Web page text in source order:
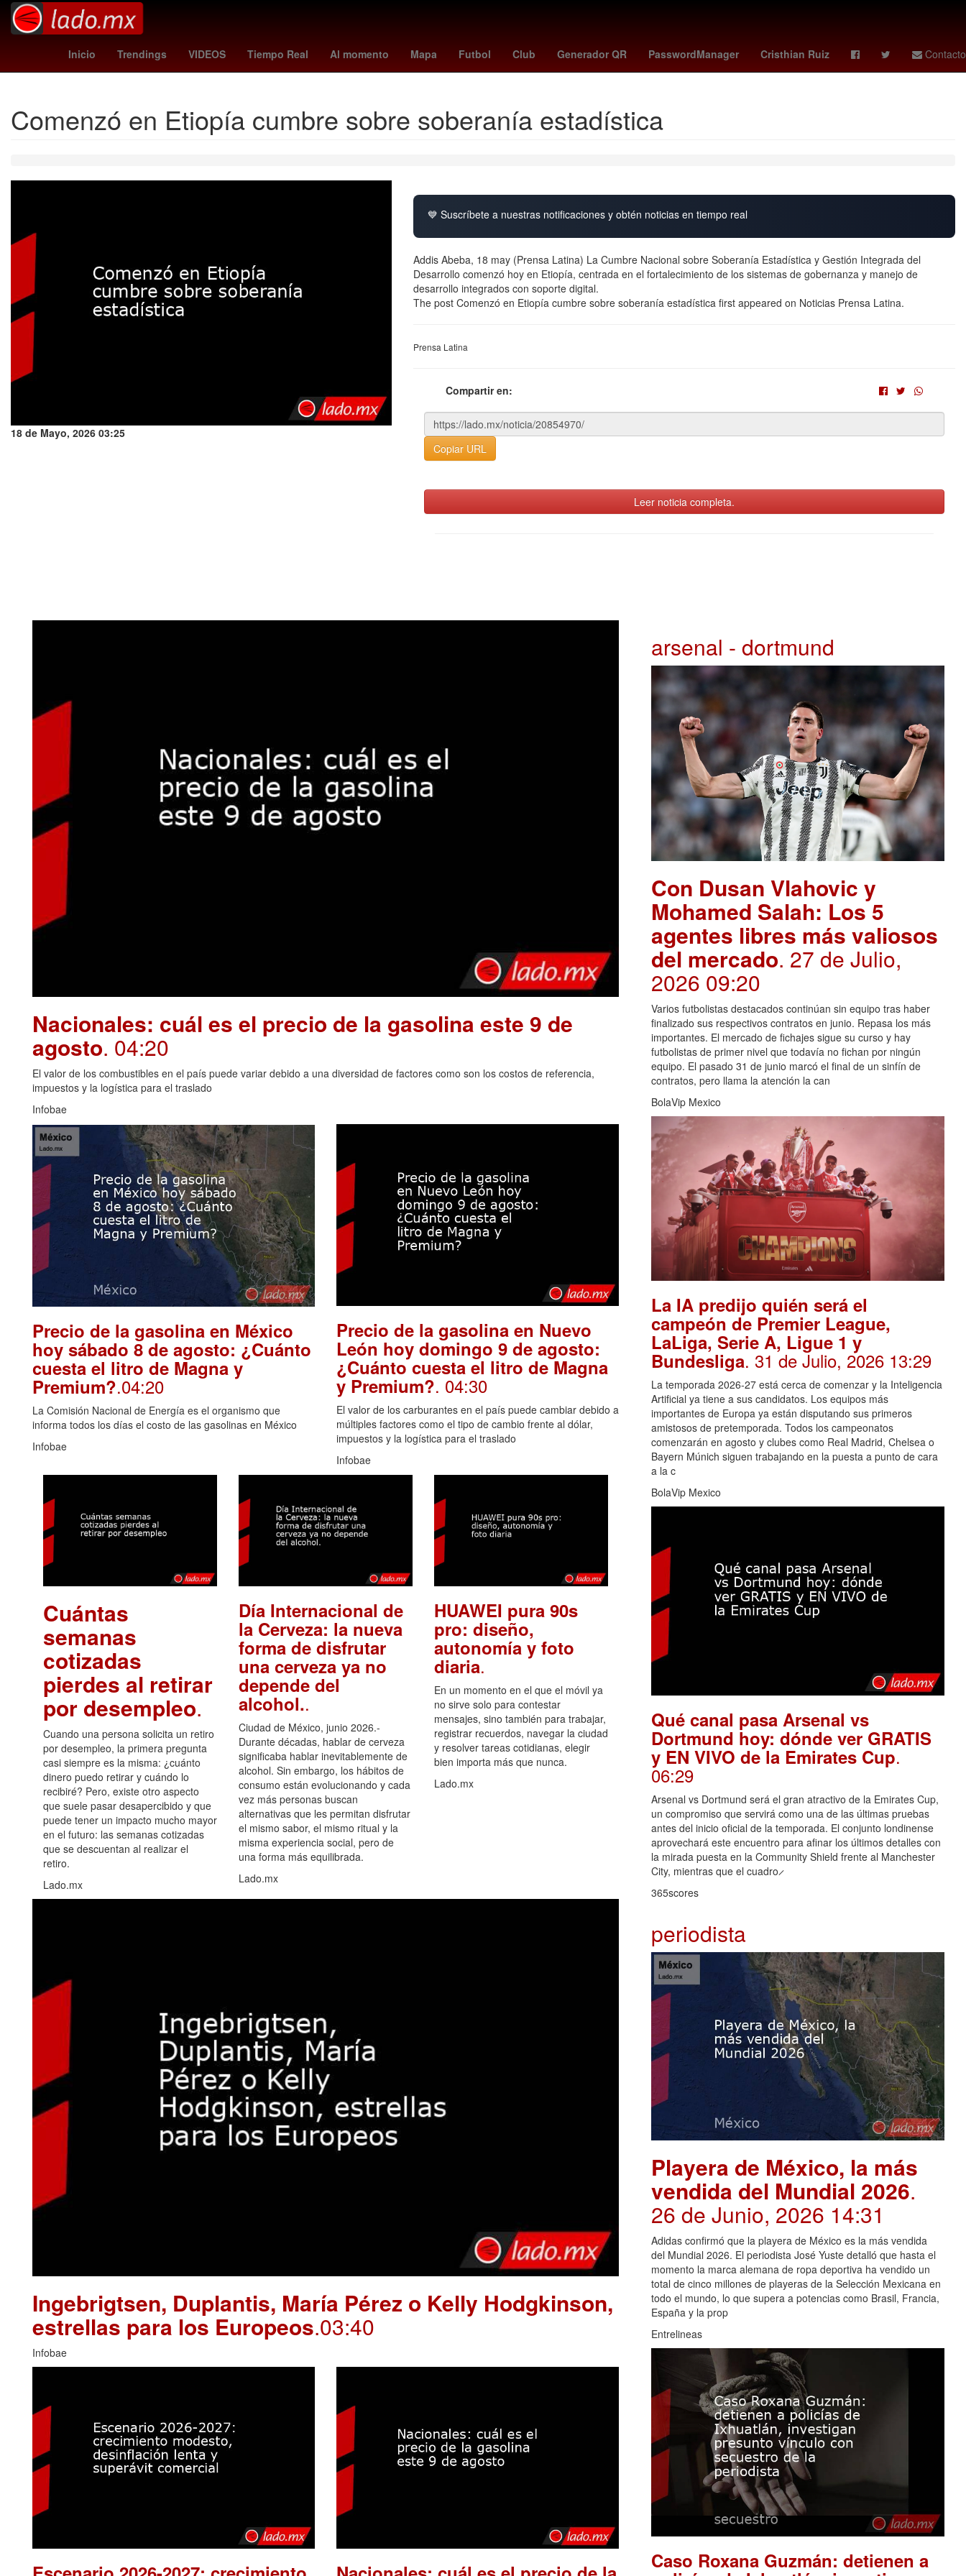
Inicio Trendings VIDEOS Tiempo Real Al momento Mapa Futbol Club Generador QR PasswordManager Cristhian Ruiz Contacto
Brasil Semana Santa messi edad Nueva York 26 de marzo meghan duquesa de sussex Dólar estadounidense Perú Lilo y Stitch estreno Star Wars
Comenzó en Etiopía cumbre sobre soberanía estadística
18 de Mayo, 2026 03:25
💙 Suscríbete a nuestras notificaciones y obtén noticias en tiempo real
Addis Abeba, 18 may (Prensa Latina) La Cumbre Nacional sobre Soberanía Estadística y Gestión Integrada del
Desarrollo comenzó hoy en Etiopía, centrada en el fortalecimiento de los sistemas de gobernanza y manejo de
desarrollo integrados con soporte digital.
The post Comenzó en Etiopía cumbre sobre soberanía estadística first appeared on Noticias Prensa Latina.
Prensa Latina
Compartir en:
Copiar URL
Leer noticia completa.
Nacionales: cuál es el precio de la gasolina este 9 de
agosto. 04:20
El valor de los combustibles en el país puede variar debido a una diversidad de factores como son los costos de referencia,
impuestos y la logística para el traslado
Infobae
Precio de la gasolina en México
hoy sábado 8 de agosto: ¿Cuánto
cuesta el litro de Magna y
Premium?.04:20
La Comisión Nacional de Energía es el organismo que
informa todos los días el costo de las gasolinas en México
Infobae
Precio de la gasolina en Nuevo
León hoy domingo 9 de agosto:
¿Cuánto cuesta el litro de Magna
y Premium?. 04:30
El valor de los carburantes en el país puede cambiar debido a
múltiples factores como el tipo de cambio frente al dólar,
impuestos y la logística para el traslado
Infobae
Cuántas
semanas
cotizadas
pierdes al retirar
por desempleo.
Cuando una persona solicita un retiro
por desempleo, la primera pregunta
casi siempre es la misma: ¿cuánto
dinero puedo retirar y cuándo lo
recibiré? Pero, existe otro aspecto
que suele pasar desapercibido y que
puede tener un impacto mucho mayor
en el futuro: las semanas cotizadas
que se descuentan al realizar el
retiro.
Lado.mx
Día Internacional de
la Cerveza: la nueva
forma de disfrutar
una cerveza ya no
depende del
alcohol..
Ciudad de México, junio 2026.-
Durante décadas, hablar de cerveza
significaba hablar inevitablemente de
alcohol. Sin embargo, los hábitos de
consumo están evolucionando y cada
vez más personas buscan
alternativas que les permitan disfrutar
el mismo sabor, el mismo ritual y la
misma experiencia social, pero de
una forma más equilibrada.
Lado.mx
HUAWEI pura 90s
pro: diseño,
autonomía y foto
diaria.
En un momento en el que el móvil ya
no sirve solo para contestar
mensajes, sino también para trabajar,
registrar recuerdos, navegar la ciudad
y resolver tareas cotidianas, elegir
bien importa más que nunca.
Lado.mx
Ingebrigtsen, Duplantis, María Pérez o Kelly Hodgkinson,
estrellas para los Europeos.03:40
Infobae
arsenal - dortmund
Con Dusan Vlahovic y
Mohamed Salah: Los 5
agentes libres más valiosos
del mercado. 27 de Julio,
2026 09:20
Varios futbolistas destacados continúan sin equipo tras haber
finalizado sus respectivos contratos en junio. Repasa los más
importantes. El mercado de fichajes sigue su curso y hay
futbolistas de primer nivel que todavía no fichan por ningún
equipo. El pasado 31 de junio marcó el final de un sinfín de
contratos, pero llama la atención la can
BolaVip Mexico
La IA predijo quién será el
campeón de Premier League,
LaLiga, Serie A, Ligue 1 y
Bundesliga. 31 de Julio, 2026 13:29
La temporada 2026-27 está cerca de comenzar y la Inteligencia
Artificial ya tiene a sus candidatos. Los equipos más
importantes de Europa ya están disputando sus primeros
amistosos de pretemporada. Todos los campeonatos
comenzarán en agosto y clubes como Real Madrid, Chelsea o
Bayern Múnich siguen trabajando en la puesta a punto de cara
a la c
BolaVip Mexico
Qué canal pasa Arsenal vs
Dortmund hoy: dónde ver GRATIS
y EN VIVO de la Emirates Cup.
06:29
Arsenal vs Dortmund será el gran atractivo de la Emirates Cup,
un compromiso que servirá como una de las últimas pruebas
antes del inicio oficial de la temporada. El conjunto londinense
aprovechará este encuentro para afinar los últimos detalles con
la mirada puesta en la Community Shield frente al Manchester
City, mientras que el cuadro ̷
365scores
periodista
Playera de México, la más
vendida del Mundial 2026.
26 de Junio, 2026 14:31
Adidas confirmó que la playera de México es la más vendida
del Mundial 2026. El periodista José Yuste detalló que hasta el
momento la marca alemana de ropa deportiva ha vendido un
total de cinco millones de playeras de la Selección Mexicana en
todo el mundo, lo que supera a potencias como Brasil, Francia,
España y la prop
Entrelineas
Caso Roxana Guzmán: detienen a